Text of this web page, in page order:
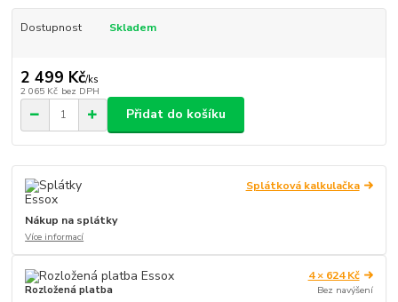
Dostupnost Skladem
2 499 Kč/ks
2 065 Kč bez DPH
Přidat do košíku
Splátková kalkulačka
Nákup na splátky
Více informací
Rozložená platba
4 × 624 Kč
Bez navýšení